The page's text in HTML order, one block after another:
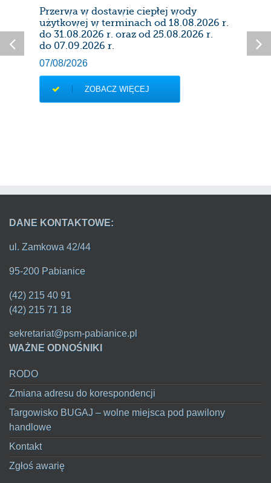
Przerwa w dostawie ciepłej wody
użytkowej w terminach od 18.08.2026 r.
do 31.08.2026 r. oraz od 25.08.2026 r.
do 07.09.2026 r.
07/08/2026
ZOBACZ WIĘCEJ
DANE KONTAKTOWE:
ul. Zamkowa 42/44
95-200 Pabianice
(42) 215 40 91
(42) 215 71 18
sekretariat@psm-pabianice.pl
WAŻNE ODNOŚNIKI
RODO
Zmiana adresu do korespondencji
Targowisko BUGAJ – wolne miejsca pod pawilony
handlowe
Kontakt
Zgłoś awarię